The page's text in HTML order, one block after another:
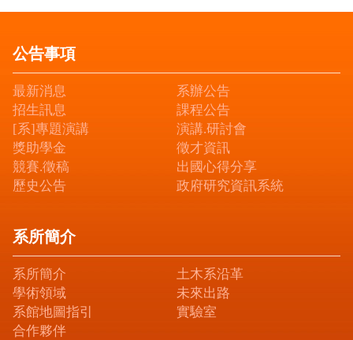
公告事項
最新消息
系辦公告
招生訊息
課程公告
[系]專題演講
演講.研討會
獎助學金
徵才資訊
競賽.徵稿
出國心得分享
歷史公告
政府研究資訊系統
系所簡介
系所簡介
土木系沿革
學術領域
未來出路
系館地圖指引
實驗室
合作夥伴